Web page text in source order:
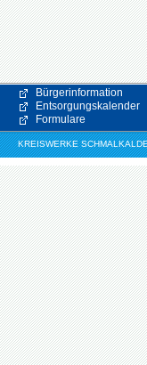
Bürgerinformation
Entsorgungskalender
Formulare
KREISWERKE